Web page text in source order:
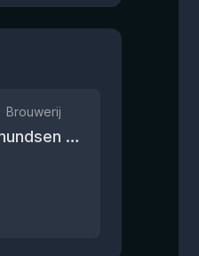
Brouwerij
Amundsen Brewery